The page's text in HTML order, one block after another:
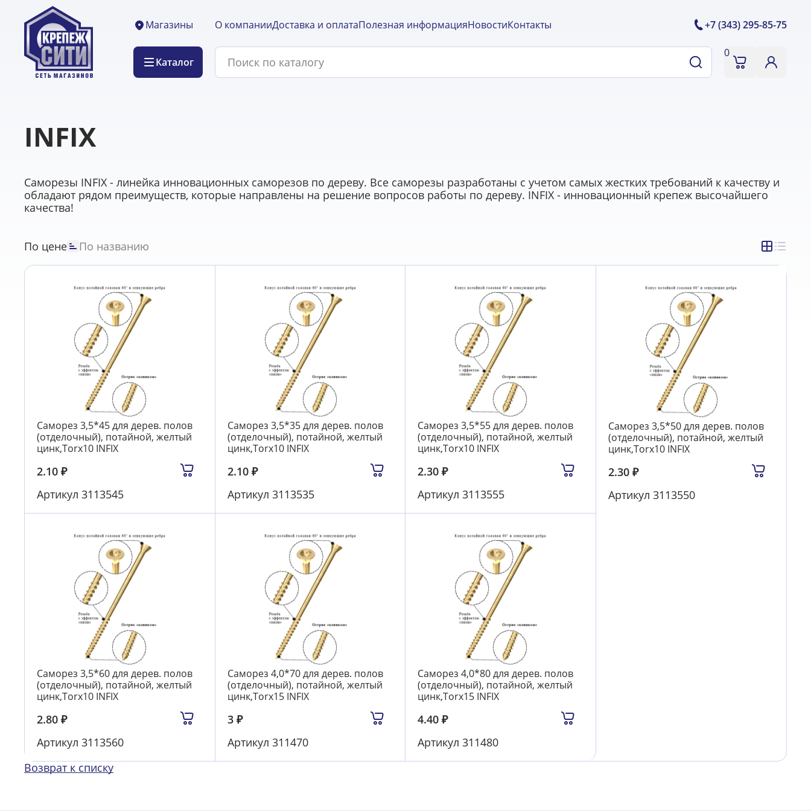
Магазины
Каталог
О компанииДоставка и оплатаПолезная информацияНовостиКонтакты +7 (343) 295-85-75
0
INFIX
Саморезы INFIX - линейка инновационных саморезов по дереву. Все саморезы разработаны с учетом самых жестких требований к качеству и
обладают рядом преимуществ, которые направлены на решение вопросов работы по дереву. INFIX - инновационный крепеж высочайшего
качества!
По цене По названию
Саморез 3,5*45 для дерев. полов
(отделочный), потайной, желтый
цинк,Torx10 INFIX
2.10 ₽
Артикул 3113545
Саморез 3,5*35 для дерев. полов
(отделочный), потайной, желтый
цинк,Torx10 INFIX
2.10 ₽
Артикул 3113535
Саморез 3,5*55 для дерев. полов
(отделочный), потайной, желтый
цинк,Torx10 INFIX
2.30 ₽
Артикул 3113555
Саморез 3,5*50 для дерев. полов
(отделочный), потайной, желтый
цинк,Torx10 INFIX
2.30 ₽
Артикул 3113550
Саморез 3,5*60 для дерев. полов
(отделочный), потайной, желтый
цинк,Torx10 INFIX
2.80 ₽
Артикул 3113560
Саморез 4,0*70 для дерев. полов
(отделочный), потайной, желтый
цинк,Torx15 INFIX
3 ₽
Артикул 311470
Саморез 4,0*80 для дерев. полов
(отделочный), потайной, желтый
цинк,Torx15 INFIX
4.40 ₽
Артикул 311480
Возврат к списку